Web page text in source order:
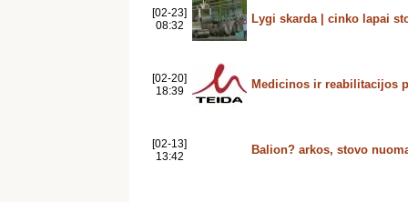
[02-23]
08:32
Lygi skarda | cinko lapai
[02-20]
18:39
Medicinos ir reabilitacijos
[02-13]
13:42
Balion? arkos, stovo